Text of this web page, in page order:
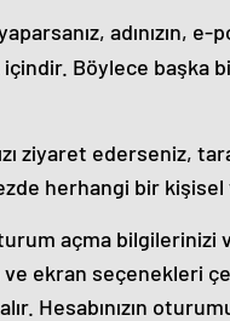
adınızın,
içindir. Böylece başka
ziyaret ederseniz,
herhangi bir kişisel
açma
ekran seçenekleri
Hesabınızın